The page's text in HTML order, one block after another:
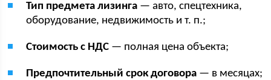
Тип предмета лизинга — авто, спецтехника,
оборудование, недвижимость и т. п.;
Стоимость с НДС — полная цена объекта;
Предпочтительный срок договора — в месяцах;